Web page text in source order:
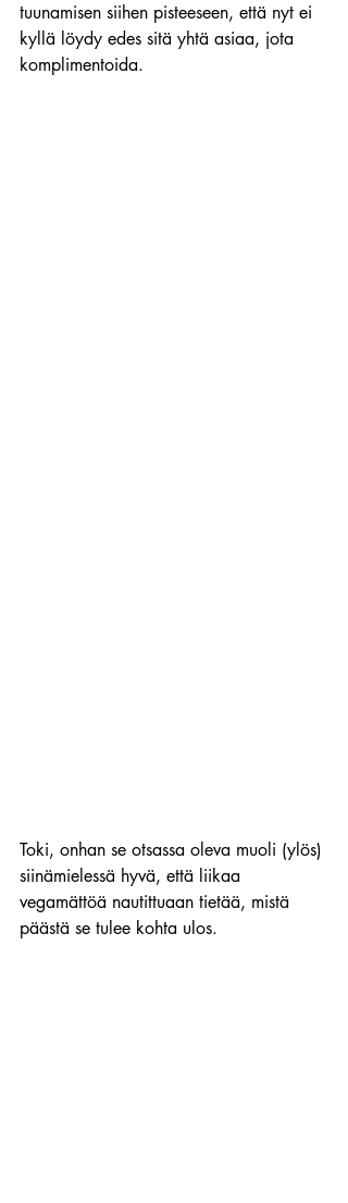
tuunamisen siihen pisteeseen, että nyt ei
kyllä löydy edes sitä yhtä asiaa, jota
komplimentoida.
Toki, onhan se otsassa oleva muoli (ylös)
siinämielessä hyvä, että liikaa
vegamättöä nautittuaan tietää, mistä
päästä se tulee kohta ulos.